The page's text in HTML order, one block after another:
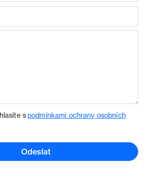
spodmínkami ochrany osobních
Odeslat